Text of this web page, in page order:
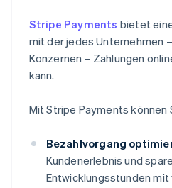
Stripe Payments bietet
mit der jedes Unternehmen
Konzernen – Zahlungen
kann.
Mit Stripe Payments können
Bezahlvorgang
Kundenerlebnis und
Entwicklungsstunden